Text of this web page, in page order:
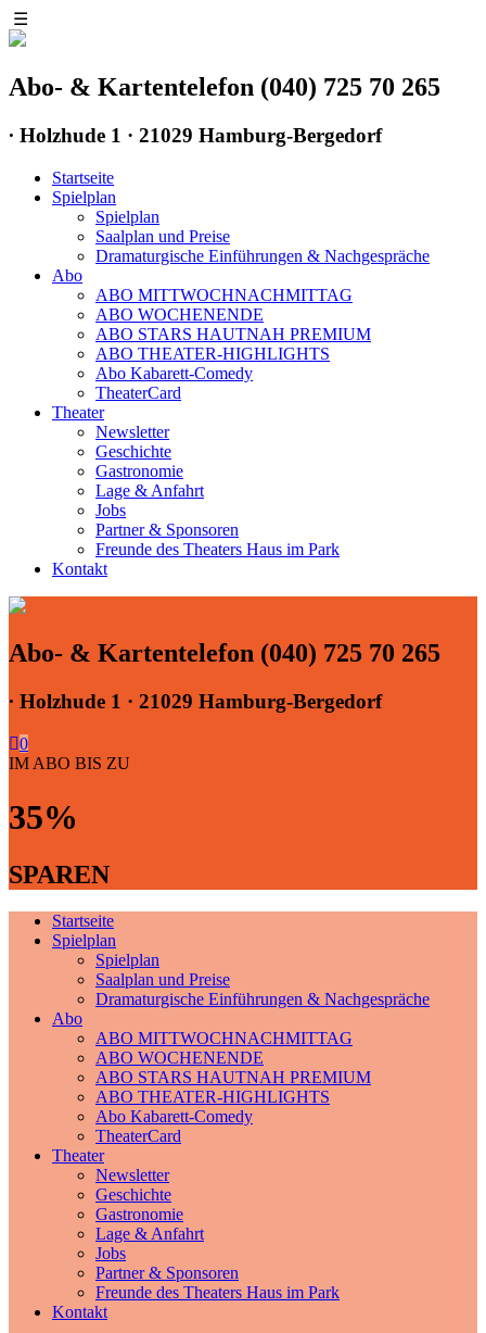
☰
Abo- & Kartentelefon (040) 725 70 265
∙ Holzhude 1 · 21029 Hamburg-Bergedorf
Startseite
Spielplan
Spielplan
Saalplan und Preise
Dramaturgische Einführungen & Nachgespräche
Abo
ABO MITTWOCHNACHMITTAG
ABO WOCHENENDE
ABO STARS HAUTNAH PREMIUM
ABO THEATER-HIGHLIGHTS
Abo Kabarett-Comedy
TheaterCard
Theater
Newsletter
Geschichte
Gastronomie
Lage & Anfahrt
Jobs
Partner & Sponsoren
Freunde des Theaters Haus im Park
Kontakt
Abo- & Kartentelefon (040) 725 70 265
∙ Holzhude 1 · 21029 Hamburg-Bergedorf
0
IM ABO BIS ZU
35%
SPAREN
Startseite
Spielplan
Spielplan
Saalplan und Preise
Dramaturgische Einführungen & Nachgespräche
Abo
ABO MITTWOCHNACHMITTAG
ABO WOCHENENDE
ABO STARS HAUTNAH PREMIUM
ABO THEATER-HIGHLIGHTS
Abo Kabarett-Comedy
TheaterCard
Theater
Newsletter
Geschichte
Gastronomie
Lage & Anfahrt
Jobs
Partner & Sponsoren
Freunde des Theaters Haus im Park
Kontakt